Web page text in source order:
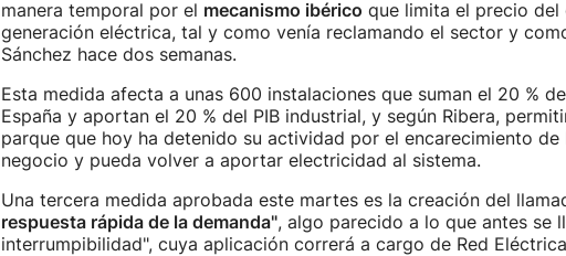
manera temporal por el mecanismo ibérico que limita el precio del
generación eléctrica, tal y como venía reclamando el sector y
Sánchez hace dos semanas.
Esta medida afecta a unas 600 instalaciones que suman el 20 %
España y aportan el 20 % del PIB industrial, y según Ribera,
parque que hoy ha detenido su actividad por el encarecimiento de
negocio y pueda volver a aportar electricidad al sistema.
Una tercera medida aprobada este martes es la creación del
respuesta rápida de la demanda", algo parecido a lo que antes se
interrumpibilidad", cuya aplicación correrá a cargo de Red